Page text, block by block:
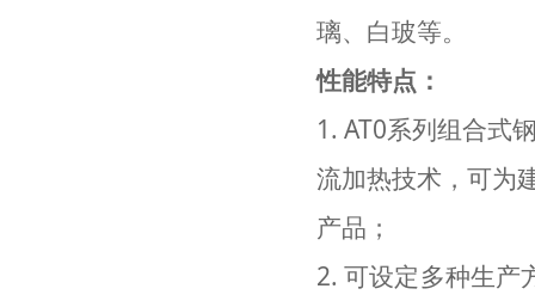
璃、白玻等。
性能特点：
1. AT0系列组合式
流加热技术，可为
产品；
2. 可设定多种生产